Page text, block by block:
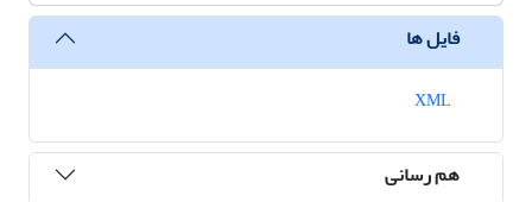
فایل ها
هم رسانی